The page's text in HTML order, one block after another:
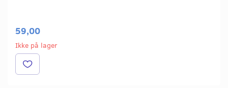
59,00
Ikke på lager